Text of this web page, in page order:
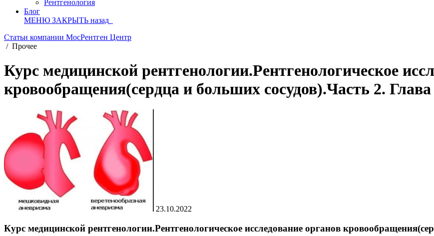
Рентгенология
Блог
МЕНЮ ЗАКРЫТЬ назад
Статьи компании МосРентген Центр
/ Прочее
Курс медицинской рентгенологии.Рентгенологическое
кровообращения(сердца и больших сосудов).Часть 2. Глава
23.10.2022
Курс медицинской рентгенологии.Рентгенологическое исследование органов